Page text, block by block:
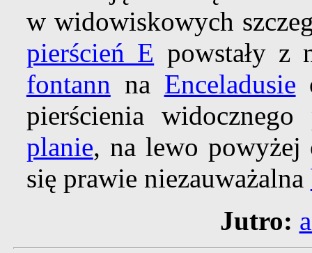
w widowiskowych
pierścień E powstały z
fontann na Enceladusie
pierścienia
planie, na lewo powyżej
się prawie niezauważalna
Jutro: